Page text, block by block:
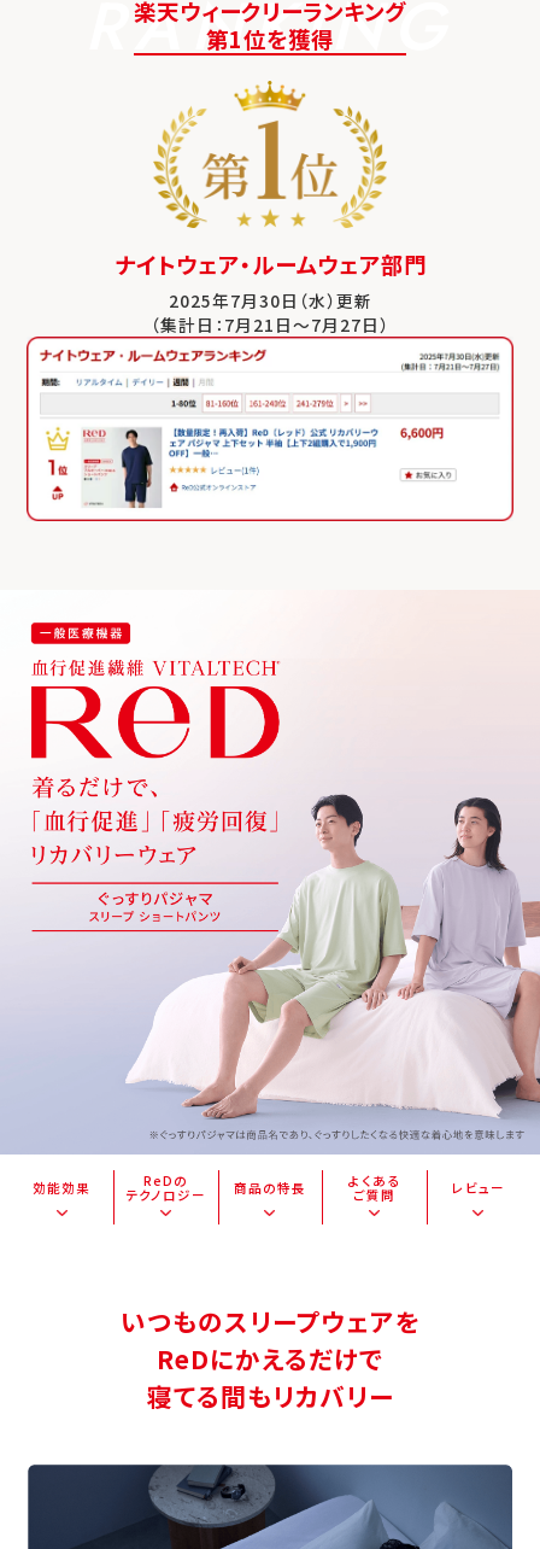
RANKING
楽天ウィークリーランキング
第1位を獲得
ナイトウェア・ルームウェア部門
2025年7月30日（水）更新
（集計日：7月21日～7月27日）
効能効果
ReDの
テクノロジー
商品の特長
よくある
ご質問
レビュー
いつものスリープウェアを
ReDにかえるだけで
寝てる間もリカバリー